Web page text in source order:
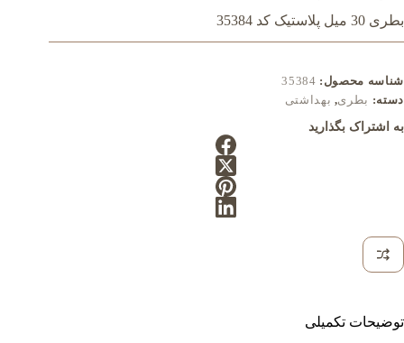
بطری 30 میل پلاستیک کد 35384
شناسه محصول: 35384
دسته: بطری, بهداشتی
به اشتراک بگذارید
توضیحات تکمیلی